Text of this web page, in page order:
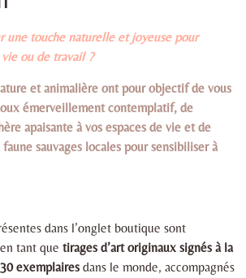
une touche naturelle et joyeuse pour
ou de travail ?
et animalière ont pour objectif de vous
émerveillement contemplatif, de
apaisante à vos espaces de vie et de
sauvages locales pour sensibiliser à
dans l’onglet boutique sont
tant que tirages d’art originaux signés à la
exemplaires dans le monde, accompagnés